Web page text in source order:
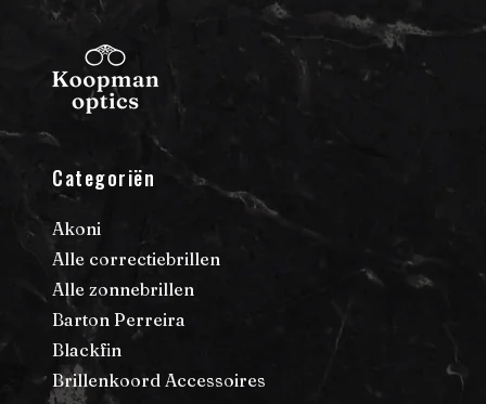
Categoriën
Akoni
Alle correctiebrillen
Alle zonnebrillen
Barton Perreira
Blackfin
Brillenkoord Accessoires